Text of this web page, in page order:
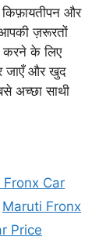
और
आपकी ज़रूरतों
करने के लिए
जाएँ और खुद
अच्छा साथी
Car
Maruti Fronx
Price